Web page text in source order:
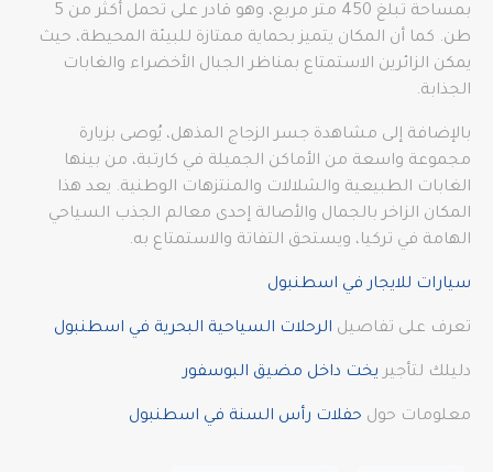
بمساحة تبلغ 450 متر مربع، وهو قادر على تحمل أكثر من 5
طن. كما أن المكان يتميز بحماية ممتازة للبيئة المحيطة، حيث
يمكن الزائرين الاستمتاع بمناظر الجبال الأخضراء والغابات
الجذابة.
بالإضافة إلى مشاهدة جسر الزجاج المذهل، يُوصى بزيارة
مجموعة واسعة من الأماكن الجميلة في كارتبة، من بينها
الغابات الطبيعية والشلالات والمنتزهات الوطنية. يعد هذا
المكان الزاخر بالجمال والأصالة إحدى معالم الجذب السياحي
الهامة في تركيا، ويستحق التفاتة والاستمتاع به.
سيارات للايجار في اسطنبول
تعرف على تفاصيل الرحلات السياحية البحرية في اسطنبول
دليلك لتأجير يخت داخل مضيق البوسفور
معلومات حول حفلات رأس السنة في اسطنبول